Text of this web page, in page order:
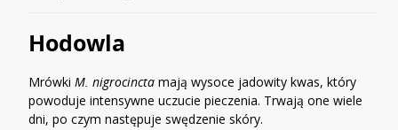
Hodowla
Mrówki M. nigrocincta mają wysoce jadowity kwas, który
powoduje intensywne uczucie pieczenia. Trwają one wiele
dni, po czym następuje swędzenie skóry.